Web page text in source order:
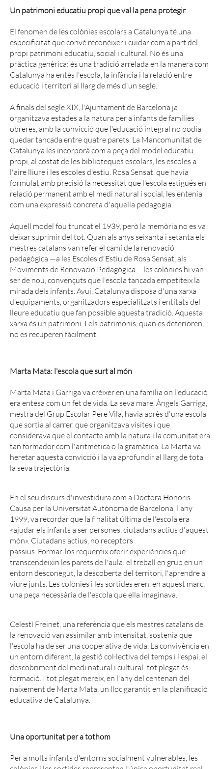
Un patrimoni educatiu propi que val la pena protegir
El fenomen de les colònies escolars a Catalunya té una
especificitat que convé reconèixer i cuidar com a part del
propi patrimoni educatiu, social i cultural. No és una
pràctica genèrica: és una tradició arrelada en la manera com
Catalunya ha entès l'escola, la infància i la relació entre
educació i territori al llarg de més d'un segle.
A finals del segle XIX, l'Ajuntament de Barcelona ja
organitzava estades a la natura per a infants de famílies
obreres, amb la convicció que l'educació integral no podia
quedar tancada entre quatre parets. La Mancomunitat de
Catalunya les incorporà com a peça del model educatiu
propi, al costat de les biblioteques escolars, les escoles a
l'aire lliure i les escoles d'estiu. Rosa Sensat, que havia
formulat amb precisió la necessitat que l'escola estigués en
relació permanent amb el medi natural i social, les entenia
com una expressió concreta d'aquella pedagogia.
Aquell model fou truncat el 1939, però la memòria no es va
deixar suprimir del tot. Quan als anys seixanta i setanta els
mestres catalans van refer el camí de la renovació
pedagògica —a les Escoles d'Estiu de Rosa Sensat, als
Moviments de Renovació Pedagògica— les colònies hi van
ser de nou, convençuts que l'escola tancada empetiteix la
mirada dels infants. Avui, Catalunya disposa d'una xarxa
d'equipaments, organitzadors especialitzats i entitats del
lleure educatiu que fan possible aquesta tradició. Aquesta
xarxa és un patrimoni. I els patrimonis, quan es deterioren,
no es recuperen fàcilment.
Marta Mata: l'escola que surt al món
Marta Mata i Garriga va créixer en una família on l'educació
era entesa com un fet de vida. La seva mare, Àngels Garriga,
mestra del Grup Escolar Pere Vila, havia après d'una escola
que sortia al carrer, que organitzava visites i que
considerava que el contacte amb la natura i la comunitat era
tan formador com l'aritmètica o la gramàtica. La Marta va
heretar aquesta convicció i la va aprofundir al llarg de tota
la seva trajectòria.
En el seu discurs d'investidura com a Doctora Honoris
Causa per la Universitat Autònoma de Barcelona, l'any
1999, va recordar que la finalitat última de l'escola era
«ajudar els infants a ser persones, ciutadans actius d'aquest
món». Ciutadans actius, no receptors
passius. Formar-los requereix oferir experiències que
transcendeixin les parets de l'aula: el treball en grup en un
entorn desconegut, la descoberta del territori, l'aprendre a
viure junts. Les colònies i les sortides eren, en aquest marc,
una peça necessària de l'escola que ella imaginava.
Celestí Freinet, una referència que els mestres catalans de
la renovació van assimilar amb intensitat, sostenia que
l'escola ha de ser una cooperativa de vida. La convivència en
un entorn diferent, la gestió col·lectiva del temps i l'espai, el
descobriment del medi natural i cultural: tot plegat és
formació. I tot plegat mereix, en l'any del centenari del
naixement de Marta Mata, un lloc garantit en la planificació
educativa de Catalunya.
Una oportunitat per a tothom
Per a molts infants d'entorns socialment vulnerables, les